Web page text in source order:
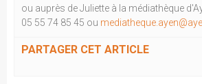
ou auprès de Juliette à la médiathèque
05 55 74 85 45 ou
PARTAGER CET ARTICLE